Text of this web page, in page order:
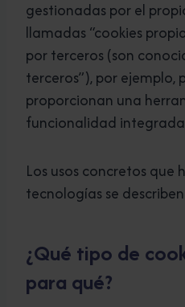
gestionadas por el
llamadas “cookies
por terceros (son
terceros”), por ejemplo,
proporcionan una
funcionalidad
Los usos concretos que
tecnologías se
¿Qué tipo de
para qué?